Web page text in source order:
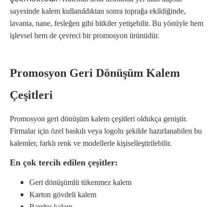
sayesinde kalem kullanıldıktan sonra toprağa ekildiğinde,
lavanta, nane, fesleğen gibi bitkiler yetişebilir. Bu yönüyle hem
işlevsel hem de çevreci bir promosyon ürünüdür.
Promosyon Geri Dönüşüm Kalem
Çeşitleri
Promosyon geri dönüşüm kalem çeşitleri oldukça geniştir.
Firmalar için özel baskılı veya logolu şekilde hazırlanabilen bu
kalemler, farklı renk ve modellerle kişiselleştirilebilir.
En çok tercih edilen çeşitler:
Geri dönüşümlü tükenmez kalem
Karton gövdeli kalem